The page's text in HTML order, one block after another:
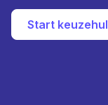
Start